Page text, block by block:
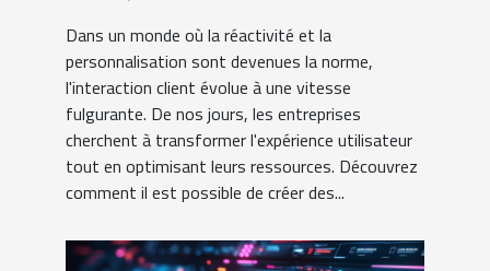
Dans un monde où la réactivité et la
personnalisation sont devenues la norme,
l'interaction client évolue à une vitesse
fulgurante. De nos jours, les entreprises
cherchent à transformer l'expérience utilisateur
tout en optimisant leurs ressources. Découvrez
comment il est possible de créer des...